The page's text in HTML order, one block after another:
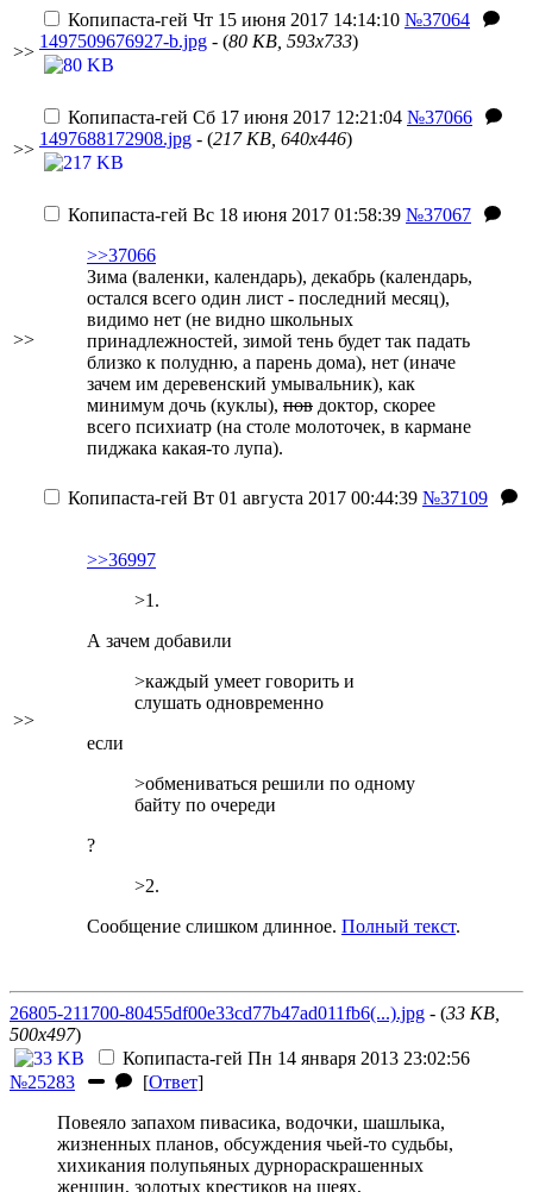
>>
Копипаста-гей Чт 15 июня 2017 14:14:10 №37064
1497509676927-b.jpg - (80 KB, 593x733)
>>
Копипаста-гей Сб 17 июня 2017 12:21:04 №37066
1497688172908.jpg - (217 KB, 640x446)
>>
Копипаста-гей Вс 18 июня 2017 01:58:39 №37067
>>37066
Зима (валенки, календарь), декабрь (календарь,
остался всего один лист - последний месяц),
видимо нет (не видно школьных
принадлежностей, зимой тень будет так падать
близко к полудню, а парень дома), нет (иначе
зачем им деревенский умывальник), как
минимум дочь (куклы), пов доктор, скорее
всего психиатр (на столе молоточек, в кармане
пиджака какая-то лупа).
>>
Копипаста-гей Вт 01 августа 2017 00:44:39 №37109
>>36997
>1.
А зачем добавили
>каждый умеет говорить и
слушать одновременно
если
>обмениваться решили по одному
байту по очереди
?
>2.
Сообщение слишком длинное. Полный текст.
26805-211700-80455df00e33cd77b47ad011fb6(...).jpg - (33 KB,
500x497)
Копипаста-гей Пн 14 января 2013 23:02:56
№25283
[Ответ]
Повеяло запахом пивасика, водочки, шашлыка,
жизненных планов, обсуждения чьей-то судьбы,
хихикания полупьяных дурнораскрашенных
женщин, золотых крестиков на шеях,